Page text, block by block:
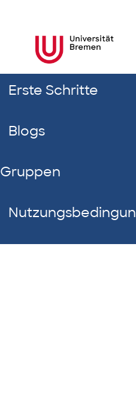
Erste Schritte
Blogs
Gruppen